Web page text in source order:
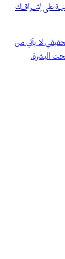
على إشراقك
لا يأتي من
البشرة.